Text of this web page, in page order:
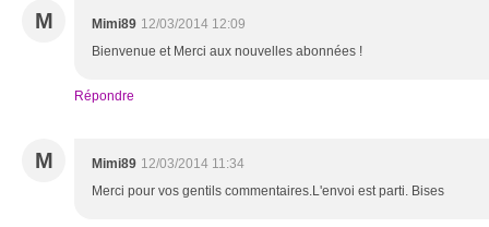
M Mimi89 12/03/2014 12:09
Bienvenue et Merci aux nouvelles abonnées !
Répondre
M Mimi89 12/03/2014 11:34
Merci pour vos gentils commentaires.L'envoi est parti. Bises